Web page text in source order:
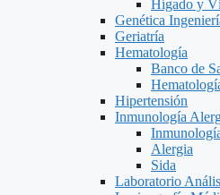
Hígado y
Genética
Geriatría
Hematología
Banco de
Hipertensión
Inmunología
Alergia
Sida
Laboratorio